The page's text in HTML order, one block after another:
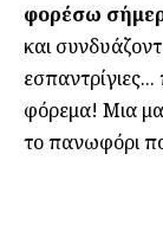
φορέσω
και
φόρεμα! Μια
το πανωφόρι